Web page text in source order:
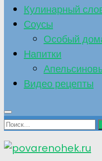
Кулинарный
Соусы
Особый
Напитки
Видео рецепты
Найти: